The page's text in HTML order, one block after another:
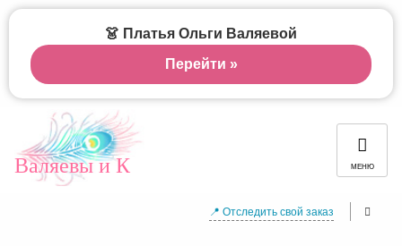
Валяевы и К МЕНЮ
📍 Отследить свой заказ
👗 Платья Ольги Валяевой
Перейти »